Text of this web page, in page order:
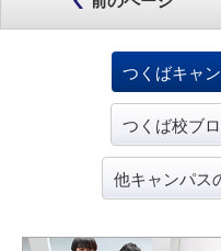
つくばキャ
つくば校ブ
他キャンパス